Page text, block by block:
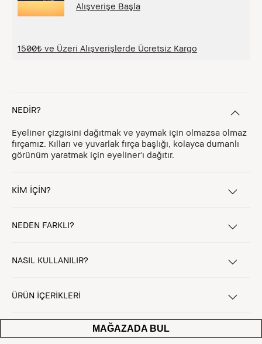
Alışverişe Başla
1500₺ ve Üzeri Alışverişlerde Ücretsiz Kargo
NEDİR?
Eyeliner çizgisini dağıtmak ve yaymak için olmazsa olmaz
fırçamız. Kılları ve yuvarlak fırça başlığı, kolayca dumanlı
görünüm yaratmak için eyeliner'ı dağıtır.
KİM İÇİN?
NEDEN FARKLI?
NASIL KULLANILIR?
ÜRÜN İÇERİKLERİ
MAĞAZADA BUL